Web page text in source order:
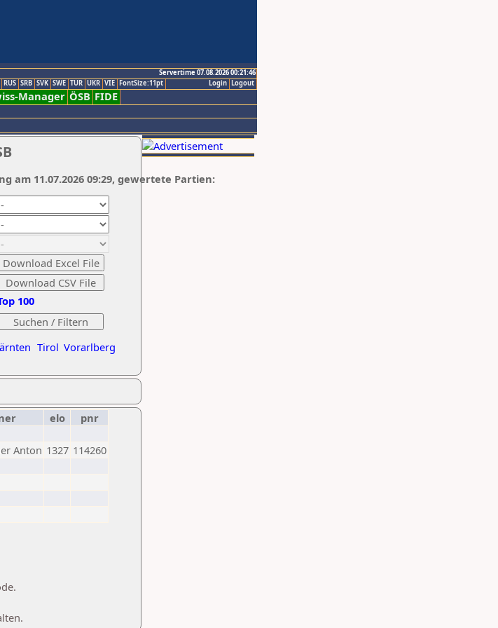
Servertime 07.08.2026 00:21:46
Logout
Login
RUS SRB SVK SWE TUR UKR VIE FontSize:11pt
Manager ÖSB FIDE
Tirol Vorarlberg
100
am 11.07.2026 09:29, gewertete Partien:
elo
pnr
Anton 1327 114260